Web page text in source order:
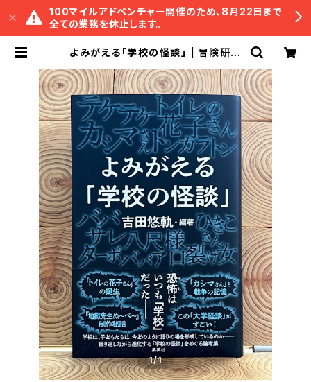
100マイルアドベンチャー開催のため、8月22日まで
全ての業務を休止します。
よみがえる「学校の怪談」 | 冒険研究
1/1